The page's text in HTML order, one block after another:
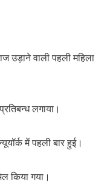
उड़ाने वाली पहली महिला
लगाया।
में पहली बार हुई।
किया गया।